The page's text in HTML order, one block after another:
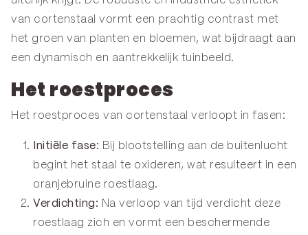
van cortenstaal vormt een prachtig contrast met
het groen van planten en bloemen, wat bijdraagt aan
een dynamisch en aantrekkelijk tuinbeeld.
Het roestproces
Het roestproces van cortenstaal verloopt in fasen:
Initiële fase: Bij blootstelling aan de buitenlucht
begint het staal te oxideren, wat resulteert in een
oranjebruine roestlaag.
Verdichting: Na verloop van tijd verdicht deze
roestlaag zich en vormt een beschermende